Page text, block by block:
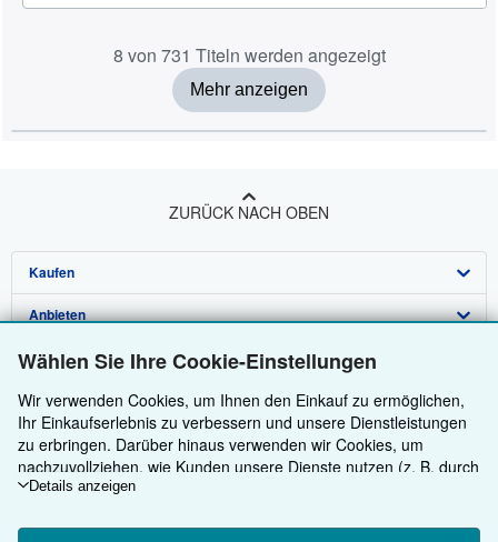
Wählen Sie Ihre Cookie-Einstellungen
Wir verwenden Cookies, um Ihnen den Einkauf zu ermöglichen,
Ihr Einkaufserlebnis zu verbessern und unsere Dienstleistungen
zu erbringen. Darüber hinaus verwenden wir Cookies, um
nachzuvollziehen, wie Kunden unsere Dienste nutzen (z. B. durch
die Erfassung von Website-Besuchen), sodass wir Optimierungen
Cookies von Drittanbietern ein, um in Anzeigen relevante Inhalte
Details anzeigen
8 von 731 Titeln werden angezeigt
Mehr anzeigen
ZURÜCK NACH OBEN
Kaufen
Detailsuche
Sammlungen
Nutzerkonto
Meine Bestellungen
Warenkorb
Anbieten
Verkäufer werden
Partnerprogramm
Empfehlen Sie einen Verkäufer
Über uns
Über uns / Impressum
Presse
Karriere
Datenschutzerklärung
Hilfe
Hilfebereich
Kundenservice
Weitere AbeBooks Unternehmen
AbeBooks.com
AbeBooks.co.uk
AbeBooks folgen